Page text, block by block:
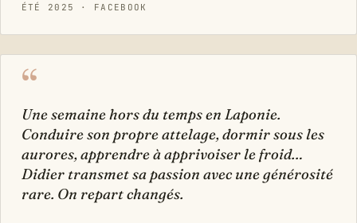
ÉTÉ 2025 · FACEBOOK
“
Une semaine hors du temps en Laponie.
Conduire son propre attelage, dormir sous les
aurores, apprendre à apprivoiser le froid…
Didier transmet sa passion avec une générosité
rare. On repart changés.